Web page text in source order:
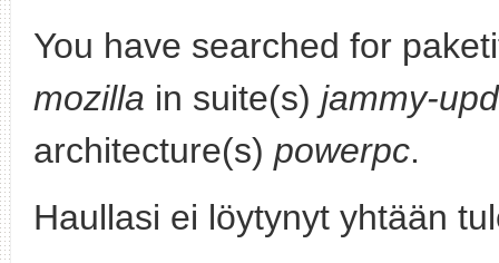
You have searched for
mozilla in suite(s) jammy-
architecture(s) powerpc.
Haullasi ei löytynyt yhtään